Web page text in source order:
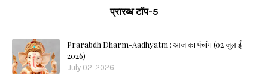
प्रारब्ध टॉप-5
Prarabdh Dharm-Aadhyatm : आज का पंचांग (02 जुलाई
2026)
July 02, 2026